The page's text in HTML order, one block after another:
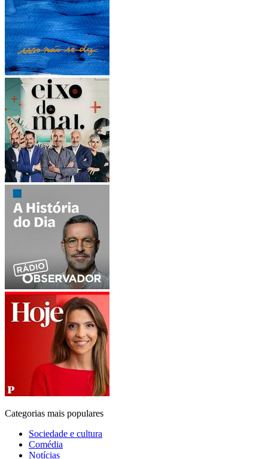
Categorias mais populares
Sociedade e cultura
Comédia
Notícias